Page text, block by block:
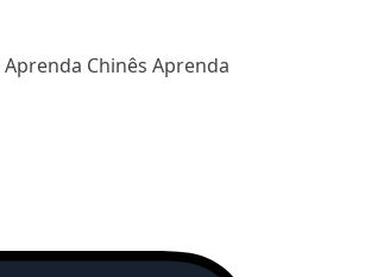
Aprenda Chinês Aprenda